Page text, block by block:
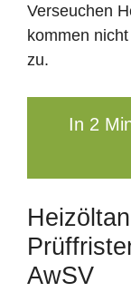
Verseuchen
kommen
zu.
In 2
AwSV